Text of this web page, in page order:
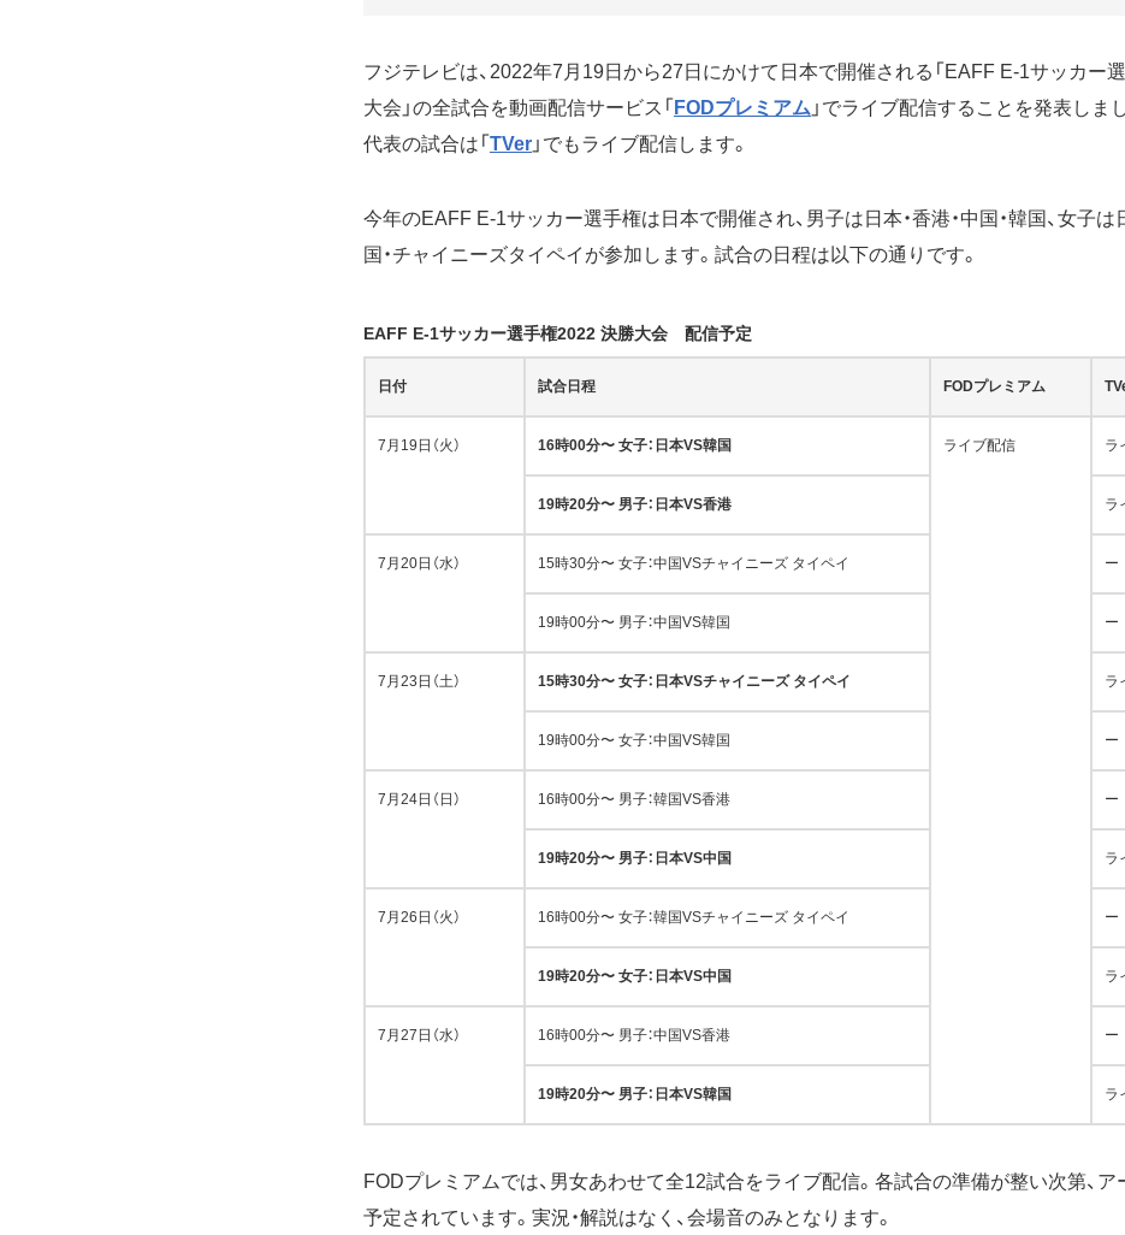
フジテレビは、2022年7月19日から27日にかけて日本で開催される「EAFF E-1サッカー
大会」の全試合を動画配信サービス「 FODプレミアム 」でライブ配信することを発表しま
代表の試合は「 TVer 」でもライブ配信します。
今年のEAFF E-1サッカー選手権は日本で開催され、男子は日本・香港・中国・韓国、女子は
国・チャイニーズタイペイが参加します。試合の日程は以下の通りです。
EAFF E-1サッカー選手権2022 決勝大会 配信予定
日付 試合日程 FODプレミアム
7月19日（火） 16時00分〜 女子：日本VS韓国 ライブ配信 ラ
19時20分〜 男子：日本VS香港 ラ
7月20日（水） 15時30分〜 女子：中国VSチャイニーズ タイペイ ー
19時00分〜 男子：中国VS韓国 ー
7月23日（土） 15時30分〜 女子：日本VSチャイニーズ タイペイ ラ
19時00分〜 女子：中国VS韓国 ー
7月24日（日） 16時00分〜 男子：韓国VS香港 ー
19時20分〜 男子：日本VS中国 ラ
7月26日（火） 16時00分〜 女子：韓国VSチャイニーズ タイペイ ー
19時20分〜 女子：日本VS中国 ラ
7月27日（水） 16時00分〜 男子：中国VS香港 ー
19時20分〜 男子：日本VS韓国 ラ
FODプレミアムでは、男女あわせて全12試合をライブ配信。各試合の準備が整い次第、ア
予定されています。実況・解説はなく、会場音のみとなります。